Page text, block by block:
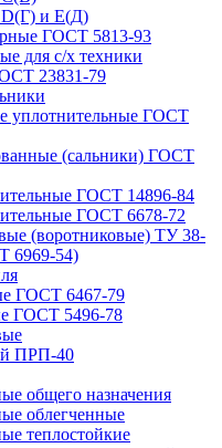
и Е(Д)
ГОСТ 5813-93
для с/х техники
23831-79
уплотнительные ГОСТ
(сальники) ГОСТ
ГОСТ 14896-84
ГОСТ 6678-72
(воротниковые) ТУ 38-
6969-54)
ГОСТ 6467-79
ГОСТ 5496-78
ПРП-40
общего назначения
облегченные
теплостойкие